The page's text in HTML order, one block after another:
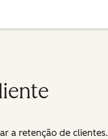
a retenção de clientes.